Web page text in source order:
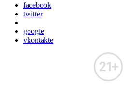
facebook
twitter
google
vkontakte